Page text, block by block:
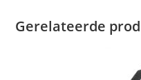
Gerelateerde